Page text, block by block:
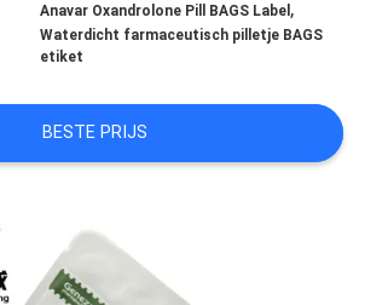
Anavar Oxandrolone Pill BAGS Label ,
Waterdicht farmaceutisch pilletje BAGS
etiket
BESTE PRIJS